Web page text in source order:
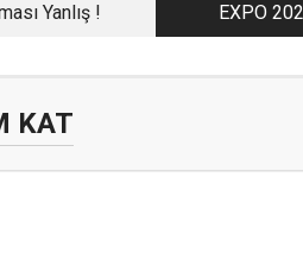
Yanlış ! EXPO
KAT